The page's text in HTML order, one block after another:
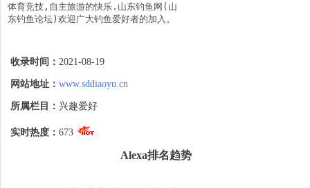
体育竞技,自主旅游的快乐.山东钓鱼网(山
东钓鱼论坛)欢迎广大钓鱼爱好者的加入。
收录时间： 2021-08-19
网站地址： www.sddiaoyu.cn
所属栏目： 兴趣爱好
实时热度： 673
Alexa排名趋势